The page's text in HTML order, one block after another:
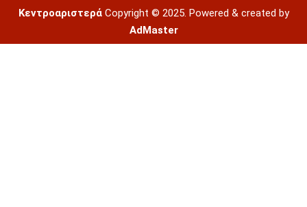
ΚεντροαριστεράCopyright © 2025. Powered & created by
AdMaster